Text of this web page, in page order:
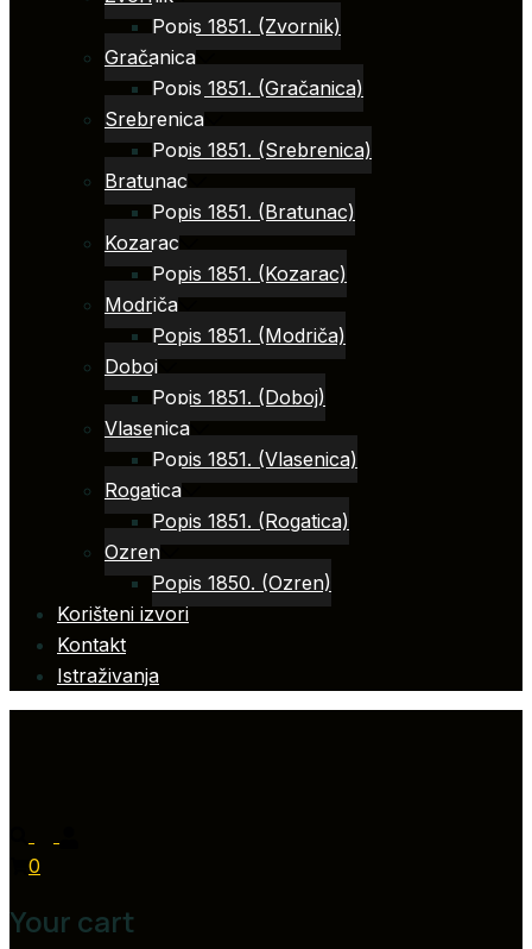
Popis 1851. (Zvornik)
Gračanica
Popis 1851. (Gračanica)
Srebrenica
Popis 1851. (Srebrenica)
Bratunac
Popis 1851. (Bratunac)
Kozarac
Popis 1851. (Kozarac)
Modriča
Popis 1851. (Modriča)
Doboj
Popis 1851. (Doboj)
Vlasenica
Popis 1851. (Vlasenica)
Rogatica
Popis 1851. (Rogatica)
Ozren
Popis 1850. (Ozren)
Korišteni izvori
Kontakt
Istraživanja
0
Your cart